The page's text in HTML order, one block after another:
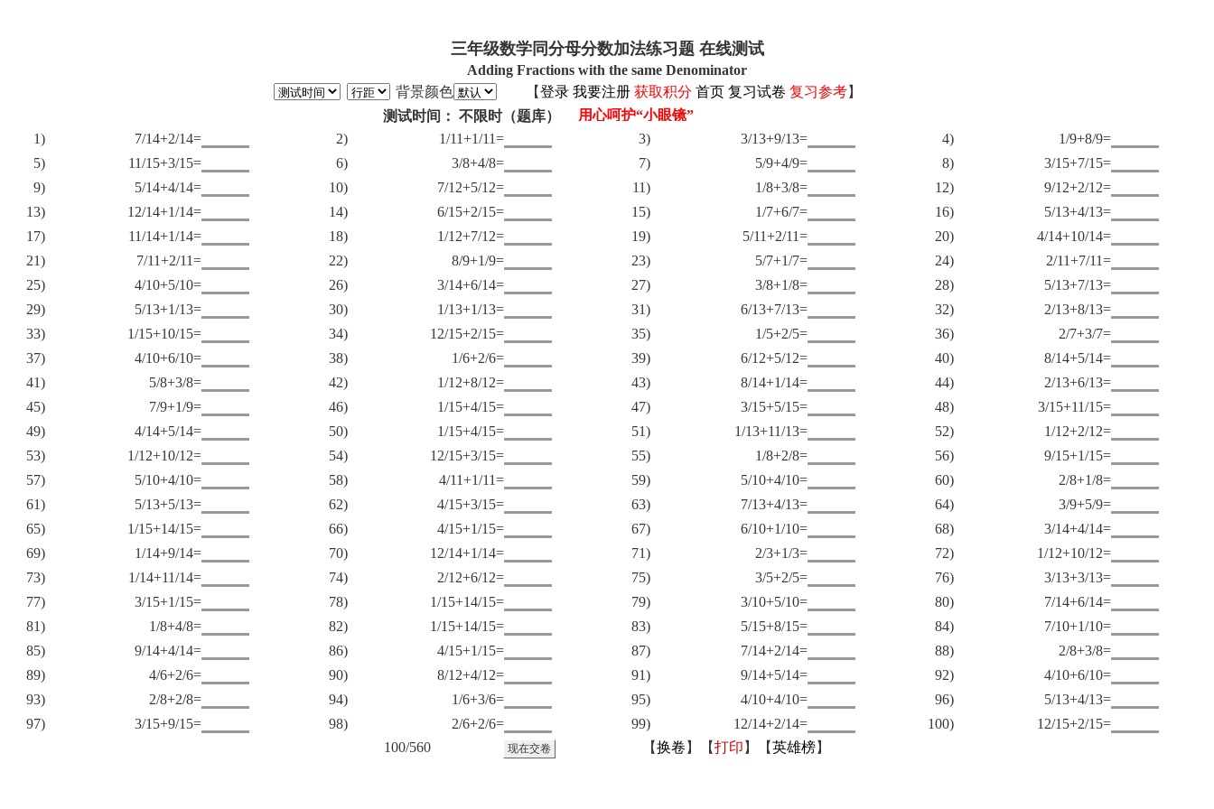
三年级数学同分母分数加法练习题 在线测试
Adding Fractions with the same Denominator
背景颜色
【登录 我要注册 获取积分 首页 复习试卷 复习参考】
测试时间： 不限时（题库）
1)
7/14+2/14= 2) 1/11+1/11= 3) 3/13+9/13= 4)
1/9+8/9=
5)
11/15+3/15= 6) 3/8+4/8= 7) 5/9+4/9= 8)
3/15+7/15=
9)
5/14+4/14= 10) 7/12+5/12= 11) 1/8+3/8= 12)
9/12+2/12=
13)
12/14+1/14= 14) 6/15+2/15= 15) 1/7+6/7= 16)
5/13+4/13=
17)
11/14+1/14= 18) 1/12+7/12= 19) 5/11+2/11= 20)
4/14+10/14=
21)
7/11+2/11= 22) 8/9+1/9= 23) 5/7+1/7= 24)
2/11+7/11=
25)
4/10+5/10= 26) 3/14+6/14= 27) 3/8+1/8= 28)
5/13+7/13=
29)
5/13+1/13= 30) 1/13+1/13= 31) 6/13+7/13= 32)
2/13+8/13=
33)
1/15+10/15= 34) 12/15+2/15= 35) 1/5+2/5= 36)
2/7+3/7=
37)
4/10+6/10= 38) 1/6+2/6= 39) 6/12+5/12= 40)
8/14+5/14=
41)
5/8+3/8= 42) 1/12+8/12= 43) 8/14+1/14= 44)
2/13+6/13=
45)
7/9+1/9= 46) 1/15+4/15= 47) 3/15+5/15= 48)
3/15+11/15=
49)
4/14+5/14= 50) 1/15+4/15= 51) 1/13+11/13= 52)
1/12+2/12=
53)
1/12+10/12= 54) 12/15+3/15= 55) 1/8+2/8= 56)
9/15+1/15=
57)
5/10+4/10= 58) 4/11+1/11= 59) 5/10+4/10= 60)
2/8+1/8=
61)
5/13+5/13= 62) 4/15+3/15= 63) 7/13+4/13= 64)
3/9+5/9=
65)
1/15+14/15= 66) 4/15+1/15= 67) 6/10+1/10= 68)
3/14+4/14=
69)
1/14+9/14= 70) 12/14+1/14= 71) 2/3+1/3= 72)
1/12+10/12=
73)
1/14+11/14= 74) 2/12+6/12= 75) 3/5+2/5= 76)
3/13+3/13=
77)
3/15+1/15= 78) 1/15+14/15= 79) 3/10+5/10= 80)
7/14+6/14=
81)
1/8+4/8= 82) 1/15+14/15= 83) 5/15+8/15= 84)
7/10+1/10=
85)
9/14+4/14= 86) 4/15+1/15= 87) 7/14+2/14= 88)
2/8+3/8=
89)
4/6+2/6= 90) 8/12+4/12= 91) 9/14+5/14= 92)
4/10+6/10=
93)
2/8+2/8= 94) 1/6+3/6= 95) 4/10+4/10= 96)
5/13+4/13=
97)
3/15+9/15= 98) 2/6+2/6= 99) 12/14+2/14= 100)
12/15+2/15=
100/560
【换卷 】【打印 】【英雄榜】